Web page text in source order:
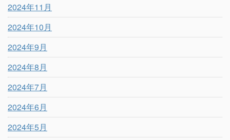
2024年11月
2024年10月
2024年9月
2024年8月
2024年7月
2024年6月
2024年5月